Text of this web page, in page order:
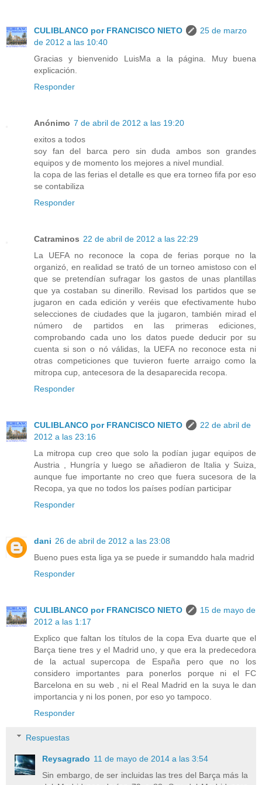
CULIBLANCO por FRANCISCO NIETO
25 de marzo
de 2012 a las 10:40
Gracias y bienvenido LuisMa a la página. Muy buena
explicación.
Responder
Anónimo 7 de abril de 2012 a las 19:20
exitos a todos
soy fan del barca pero sin duda ambos son grandes
equipos y de momento los mejores a nivel mundial.
la copa de las ferias el detalle es que era torneo fifa por eso
se contabiliza
Responder
Catraminos 22 de abril de 2012 a las 22:29
La UEFA no reconoce la copa de ferias porque no la
organizó, en realidad se trató de un torneo amistoso con el
que se pretendían sufragar los gastos de unas plantillas
que ya costaban su dinerillo. Revisad los partidos que se
jugaron en cada edición y veréis que efectivamente hubo
selecciones de ciudades que la jugaron, también mirad el
número de partidos en las primeras ediciones,
comprobando cada uno los datos puede deducir por su
cuenta si son o nó válidas, la UEFA no reconoce esta ni
otras competiciones que tuvieron fuerte arraigo como la
mitropa cup, antecesora de la desaparecida recopa.
Responder
CULIBLANCO por FRANCISCO NIETO
22 de abril de
2012 a las 23:16
La mitropa cup creo que solo la podían jugar equipos de
Austria , Hungría y luego se añadieron de Italia y Suiza,
aunque fue importante no creo que fuera sucesora de la
Recopa, ya que no todos los países podían participar
Responder
dani 26 de abril de 2012 a las 23:08
Bueno pues esta liga ya se puede ir sumanddo hala madrid
Responder
CULIBLANCO por FRANCISCO NIETO
15 de mayo de
2012 a las 1:17
Explico que faltan los títulos de la copa Eva duarte que el
Barça tiene tres y el Madrid uno, y que era la predecedora
de la actual supercopa de España pero que no los
considero importantes para ponerlos porque ni el FC
Barcelona en su web , ni el Real Madrid en la suya le dan
importancia y ni los ponen, por eso yo tampoco.
Responder
Respuestas
Reysagrado 11 de mayo de 2014 a las 3:54
Sin embargo, de ser incluidas las tres del Barça más la